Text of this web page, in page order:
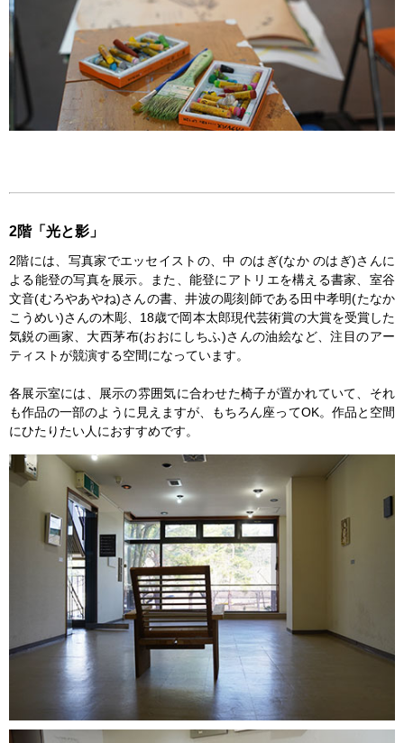
2階「光と影」
2階には、写真家でエッセイストの、中 のはぎ(なか のはぎ)さんに
よる能登の写真を展示。また、能登にアトリエを構える書家、室谷
文音(むろやあやね)さんの書、井波の彫刻師である田中孝明(たなか
こうめい)さんの木彫、18歳で岡本太郎現代芸術賞の大賞を受賞した
気鋭の画家、大西茅布(おおにしちふ)さんの油絵など、注目のアー
ティストが競演する空間になっています。
各展示室には、展示の雰囲気に合わせた椅子が置かれていて、それ
も作品の一部のように見えますが、もちろん座ってOK。作品と空間
にひたりたい人におすすめです。